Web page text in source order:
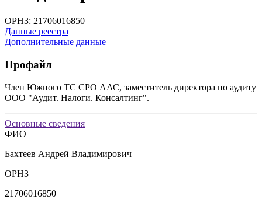
ОРНЗ: 21706016850
Данные реестра
Дополнительные данные
Профайл
Член Южного ТС СРО ААС, заместитель директора по аудиту
ООО "Аудит. Налоги. Консалтинг".
Основные сведения
ФИО
Бахтеев Андрей Владимирович
ОРНЗ
21706016850